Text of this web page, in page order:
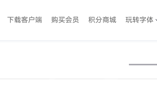
下载客户端 购买会员 积分商城 玩转字体